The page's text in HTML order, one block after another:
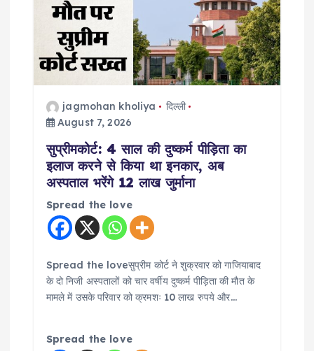
jagmohan kholiya
दिल्ली
August 7, 2026
सुप्रीमकोर्ट: 4 साल की दुष्कर्म पीड़िता का
इलाज करने से किया था इनकार, अब
अस्पताल भरेंगे 12 लाख जुर्माना
Spread the love
Spread the loveसुप्रीम कोर्ट ने शुक्रवार को गाजियाबाद
के दो निजी अस्पतालों को चार वर्षीय दुष्कर्म पीड़िता की मौत के
मामले में उसके परिवार को क्रमशः 10 लाख रुपये और…
Spread the love